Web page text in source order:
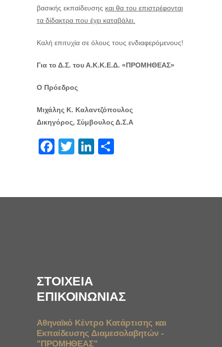
βασικής εκπαίδευσης και θα του επιστρέφονται
τα δίδακτρα που έχει καταβάλει.
Καλή επιτυχία σε όλους τους ενδιαφερόμενους!
Για το Δ.Σ. του Α.Κ.Κ.Ε.Δ. «ΠΡΟΜΗΘΕΑΣ»
Ο Πρόεδρος
Μιχάλης Κ. Καλαντζόπουλος
Δικηγόρος, Σύμβουλος Δ.Σ.Α
Facebook
TwitterLinkedIn
ΣΤΟΙΧΕΙΑ
ΕΠΙΚΟΙΝΩΝΙΑΣ
Αθηναϊκό Κέντρο Κατάρτισης και
Εκπαίδευσης Διαμεσολαβητών -
"ΠΡΟΜΗΘΕΑΣ"